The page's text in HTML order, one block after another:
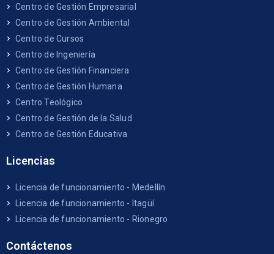
Centro de Gestión Empresarial
Centro de Gestión Ambiental
Centro de Cursos
Centro de Ingeniería
Centro de Gestión Financiera
Centro de Gestión Humana
Centro Teológico
Centro de Gestión de la Salud
Centro de Gestión Educativa
Licencias
Licencia de funcionamiento - Medellín
Licencia de funcionamiento - Itagüí
Licencia de funcionamiento - Rionegro
Contáctenos